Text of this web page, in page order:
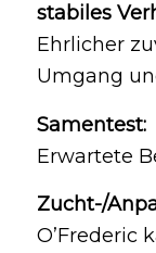
stabiles
Ehrlicher
Umgang
Samentest:
Erwartete
Zucht-/
O’Frederic